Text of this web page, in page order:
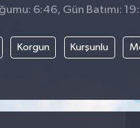
6:46, Gün Batımı:
Korgun Kurşunlu